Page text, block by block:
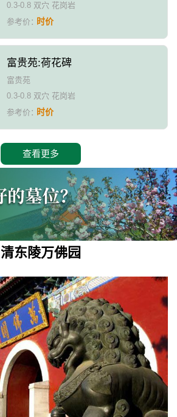
0.3-0.8 双穴 花岗岩
参考价：时价
富贵苑:荷花碑
富贵苑
0.3-0.8 双穴 花岗岩
参考价：时价
查看更多
清东陵万佛园